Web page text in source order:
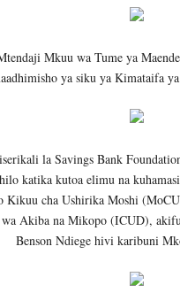
Mkuu wa Tume ya
ya siku ya Kimataifa
la Savings Bank
katika kutoa elimu na
Kikuu cha Ushirika Moshi
Akiba na Mikopo (ICUD),
Benson Ndiege hivi karibuni